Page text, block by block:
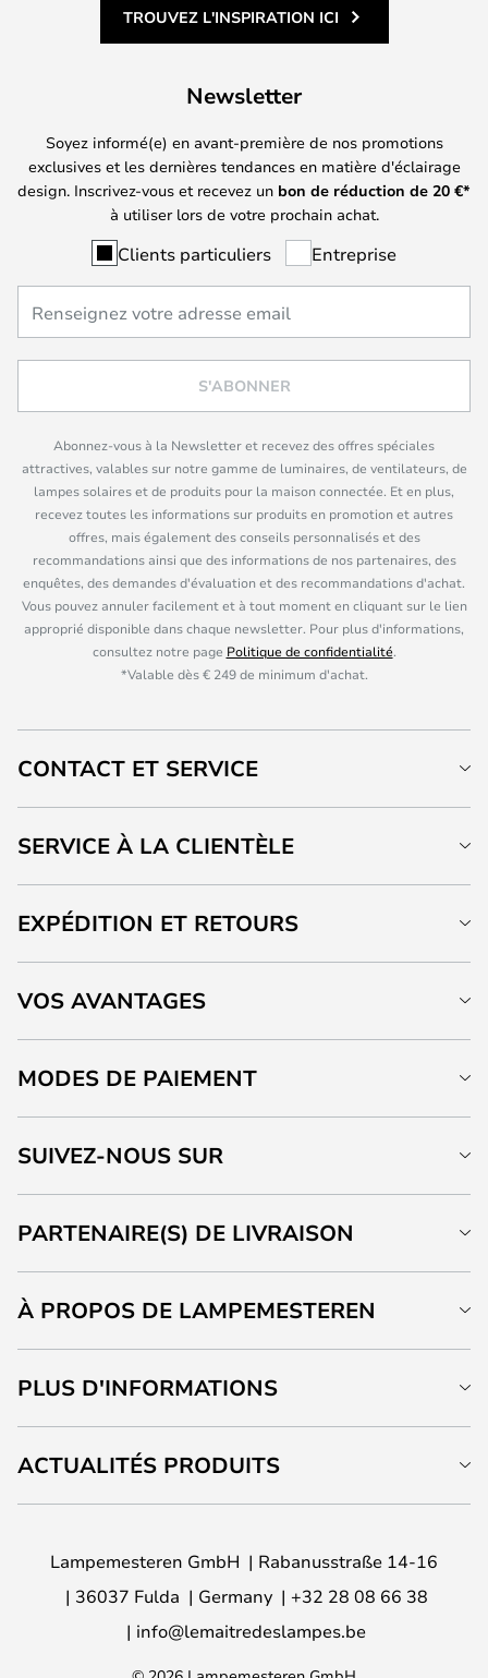
TROUVEZ L'INSPIRATION ICI
Newsletter
Soyez informé(e) en avant-première de nos promotions
exclusives et les dernières tendances en matière d'éclairage
design. Inscrivez-vous et recevez un bon de réduction de 20 €*
à utiliser lors de votre prochain achat.
Clients particuliers Entreprise
S'ABONNER
Abonnez-vous à la Newsletter et recevez des offres spéciales
attractives, valables sur notre gamme de luminaires, de ventilateurs, de
lampes solaires et de produits pour la maison connectée. Et en plus,
recevez toutes les informations sur produits en promotion et autres
offres, mais également des conseils personnalisés et des
recommandations ainsi que des informations de nos partenaires, des
enquêtes, des demandes d'évaluation et des recommandations d'achat.
Vous pouvez annuler facilement et à tout moment en cliquant sur le lien
approprié disponible dans chaque newsletter. Pour plus d'informations,
consultez notre page Politique de confidentialité.
*Valable dès € 249 de minimum d'achat.
CONTACT ET SERVICE
SERVICE À LA CLIENTÈLE
EXPÉDITION ET RETOURS
VOS AVANTAGES
MODES DE PAIEMENT
SUIVEZ-NOUS SUR
PARTENAIRE(S) DE LIVRAISON
À PROPOS DE LAMPEMESTEREN
PLUS D'INFORMATIONS
ACTUALITÉS PRODUITS
Lampemesteren GmbH
Rabanusstraße 14-16
36037 Fulda
Germany
+32 28 08 66 38
info@lemaitredeslampes.be